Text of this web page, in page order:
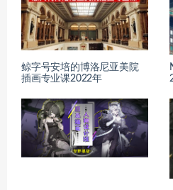
鲸字号安培的博洛尼亚美院
插画专业课2022年